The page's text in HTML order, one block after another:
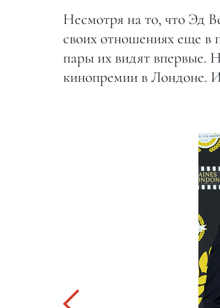
Несмотря на то, что Эд
своих отношениях еще в
пары их видят впервые.
кинопремии в Лондоне.